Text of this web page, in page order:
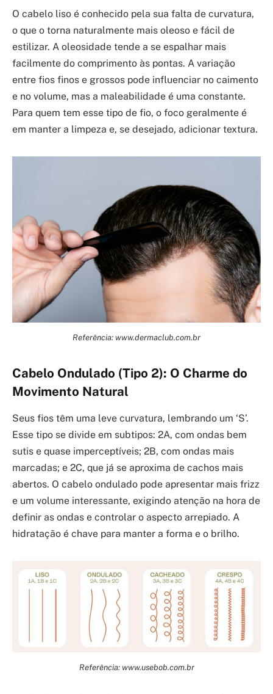
O cabelo liso é conhecido pela sua falta de curvatura,
o que o torna naturalmente mais oleoso e fácil de
estilizar. A oleosidade tende a se espalhar mais
facilmente do comprimento às pontas. A variação
entre fios finos e grossos pode influenciar no caimento
e no volume, mas a maleabilidade é uma constante.
Para quem tem esse tipo de fio, o foco geralmente é
em manter a limpeza e, se desejado, adicionar textura.
Referência: www.dermaclub.com.br
Cabelo Ondulado (Tipo 2): O Charme do
Movimento Natural
Seus fios têm uma leve curvatura, lembrando um ‘S’.
Esse tipo se divide em subtipos: 2A, com ondas bem
sutis e quase imperceptíveis; 2B, com ondas mais
marcadas; e 2C, que já se aproxima de cachos mais
abertos. O cabelo ondulado pode apresentar mais frizz
e um volume interessante, exigindo atenção na hora de
definir as ondas e controlar o aspecto arrepiado. A
hidratação é chave para manter a forma e o brilho.
Referência: www.usebob.com.br